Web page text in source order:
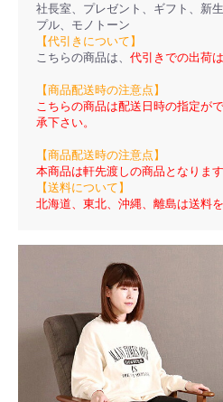
社長室、プレゼント、ギフト、新
プル、モノトーン
【代引きについて】
こちらの商品は、 代引きでの出荷
【商品配送時の注意点】
こちらの商品は配送日時の指定が
承下さい。
【商品配送時の注意点】
本商品は軒先渡しの商品となります
【送料について】
北海道、東北、沖縄、離島は送料を